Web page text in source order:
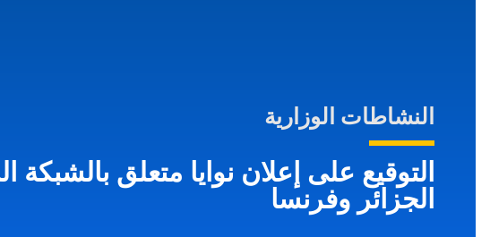
النشاطات الوزارية
التوقيع على إعلان نوايا متعلق بالشبكة
الجزائر وفرنسا